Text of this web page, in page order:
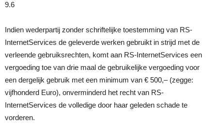
9.6
Indien wederpartij zonder schriftelijke toestemming van RS-
InternetServices de geleverde werken gebruikt in strijd met de
verleende gebruiksrechten, komt aan RS-InternetServices een
vergoeding toe van drie maal de gebruikelijke vergoeding voor
een dergelijk gebruik met een minimum van € 500,– (zegge:
vijfhonderd Euro), onverminderd het recht van RS-
InternetServices de volledige door haar geleden schade te
vorderen.